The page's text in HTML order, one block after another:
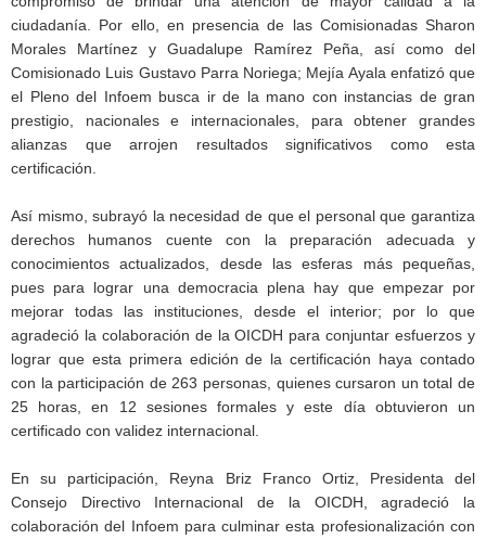
ciudadanía. Por ello, en presencia de las Comisionadas Sharon
Morales Martínez y Guadalupe Ramírez Peña, así como del
Comisionado Luis Gustavo Parra Noriega; Mejía Ayala enfatizó que
el Pleno del Infoem busca ir de la mano con instancias de gran
prestigio, nacionales e internacionales, para obtener grandes
alianzas que arrojen resultados significativos como esta
certificación.
Así mismo, subrayó la necesidad de que el personal que garantiza
derechos humanos cuente con la preparación adecuada y
conocimientos actualizados, desde las esferas más pequeñas,
pues para lograr una democracia plena hay que empezar por
mejorar todas las instituciones, desde el interior; por lo que
agradeció la colaboración de la OICDH para conjuntar esfuerzos y
lograr que esta primera edición de la certificación haya contado
con la participación de 263 personas, quienes cursaron un total de
25 horas, en 12 sesiones formales y este día obtuvieron un
certificado con validez internacional.
En su participación, Reyna Briz Franco Ortiz, Presidenta del
Consejo Directivo Internacional de la OICDH, agradeció la
colaboración del Infoem para culminar esta profesionalización con